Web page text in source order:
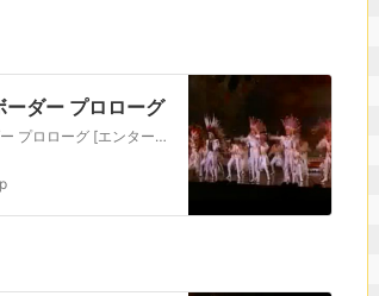
ーダー プロローグ
ブレイク･ザ・ボーダー プロローグ [エンターテイメント] ご要望がありましたのでプロローグをUP